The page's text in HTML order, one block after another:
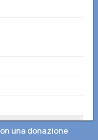
una donazione